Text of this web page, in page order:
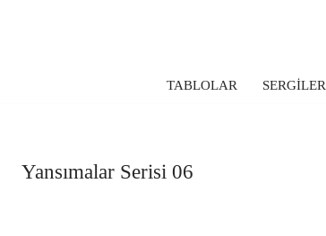
TABLOLAR SERGİLER
Yansımalar Serisi 06